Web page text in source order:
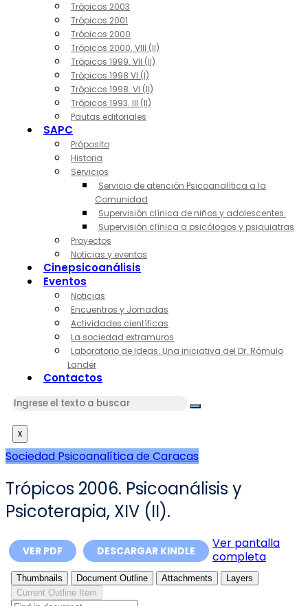
Trópicos 2003
Trópicos 2001
Trópicos 2000
Trópicos 2000. VIII (II)
Trópicos 1999. VII (II)
Trópicos 1998 VI (I)
Trópicos 1998. VI (II)
Trópicos 1993. III (II)
Pautas editoriales
SAPC
Próposito
Historia
Servicios
Servicio de atención Psicoanalítica a la
Comunidad
Supervisión clínica de niños y adolescentes.
Supervisión clínica a psicólogos y psiquiatras
Proyectos
Noticias y eventos
Cinepsicoanálisis
Eventos
Noticias
Encuentros y Jornadas
Actividades científicas
La sociedad extramuros
Laboratorio de Ideas. Una iniciativa del Dr. Rómulo
Lander
Contactos
x
Sociedad Psicoanalítica de Caracas
Trópicos 2006. Psicoanálisis y
Psicoterapia, XIV (II).
VER PDF DESCARGAR KINDLE
Ver pantalla
completa